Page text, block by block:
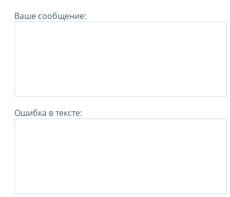
Ваше сообщение:
Ошибка в тексте: